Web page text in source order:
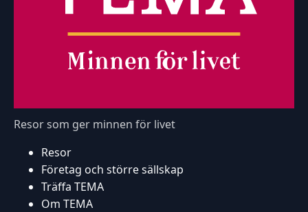
Resor som ger minnen för livet
Resor
Företag och större sällskap
Träffa TEMA
Om TEMA